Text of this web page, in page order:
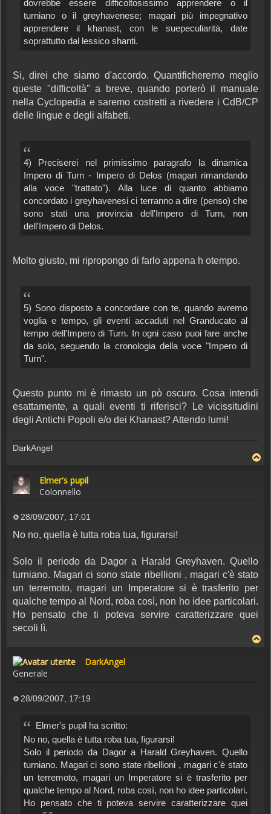
dovrebbe essere difficoltosissimo apprendere o il
turniano o il greyhavenese; magari più impegnativo
apprendere il khanast, con le suepeculiarità, date
soprattutto dal lessico shanti.
Si, direi che siamo d'accordo. Quantificheremo meglio
queste "difficoltà" a breve, quando porterò il manuale
nella Cyclopedia e saremo costretti a rivedere i CdB/CP
delle lingue e degli alfabeti.
4) Preciserei nel primissimo paragrafo la dinamica
Impero di Turn - Impero di Delos (magari rimandando
alla voce "trattato"). Alla luce di quanto abbiamo
concordato i greyhavenesi ci terranno a dire (penso) che
sono stati una provincia dell'Impero di Turn, non
dell'Impero di Delos.
Molto giusto, mi ripropongo di farlo appena h otempo.
5) Sono disposto a concordare con te, quando avremo
voglia e tempo, gli eventi accaduti nel Granducato al
tempo dell'Impero di Turn. In ogni caso puoi fare anche
da solo, seguendo la cronologia della voce "Impero di
Turn".
Questo punto mi è rimasto un pò oscuro. Cosa intendi
esattamente, a quali eventi ti riferisci? Le vicissitudini
degli Antichi Popoli e/o dei Khanast? Attendo lumi!
DarkAngel
Elmer's pupil
Colonnello
28/09/2007, 17:01
No no, quella è tutta roba tua, figurarsi!
Solo il periodo da Dagor a Harald Greyhaven. Quello
turniano. Magari ci sono state ribellioni , magari c'è stato
un terremoto, magari un Imperatore si è trasferito per
qualche tempo al Nord, roba così, non ho idee particolari.
Ho pensato che ti poteva servire caratterizzare quei
secoli lì.
DarkAngel
Generale
28/09/2007, 17:19
Elmer's pupil ha scritto:
No no, quella è tutta roba tua, figurarsi!
Solo il periodo da Dagor a Harald Greyhaven. Quello
turniano. Magari ci sono state ribellioni , magari c'è stato
un terremoto, magari un Imperatore si è trasferito per
qualche tempo al Nord, roba così, non ho idee particolari.
Ho pensato che ti poteva servire caratterizzare quei